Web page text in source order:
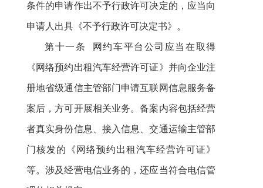
条件的申请作出不予行政许可决定的，应当向
申请人出具《不予行政许可决定书》。
第十一条 网约车平台公司应当在取得
《网络预约出租汽车经营许可证》并向企业注
册地省级通信主管部门申请互联网信息服务备
案后，方可开展相关业务。备案内容包括经营
者真实身份信息、接入信息、交通运输主管部
门核发的《网络预约出租汽车经营许可证》
等。涉及经营电信业务的，还应当符合电信管